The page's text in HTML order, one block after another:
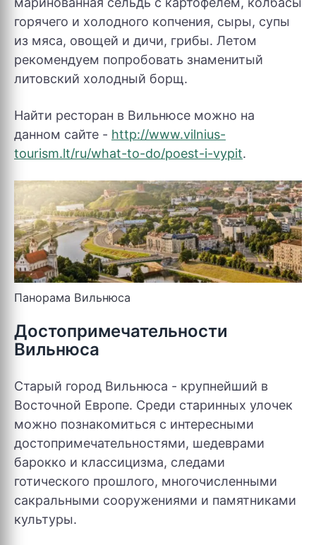
горячего и холодного копчения, сыры, супы
из мяса, овощей и дичи, грибы. Летом
рекомендуем попробовать знаменитый
литовский холодный борщ.
Найти ресторан в Вильнюсе можно на
данном сайте - http://www.vilnius-
tourism.lt/ru/what-to-do/poest-i-vypit.
Панорама Вильнюса
Достопримечательности
Вильнюса
Старый город Вильнюса - крупнейший в
Восточной Европе. Среди старинных улочек
можно познакомиться с интересными
достопримечательностями, шедеврами
барокко и классицизма, следами
готического прошлого, многочисленными
сакральными сооружениями и памятниками
культуры.